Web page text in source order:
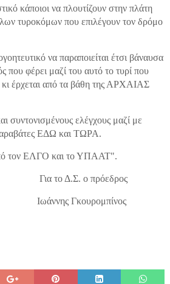
κάποιοι να πλουτίζουν στην πλάτη
τυροκόμων που επιλέγουν τον δρόμο
να παραποιείται έτσι βάναυσα
που φέρει μαζί του αυτό το τυρί που
έρχεται από τα βάθη της ΑΡΧΑΙΑΣ
συντονισμένους ελέγχους μαζί με
ΕΔΩ και ΤΩΡΑ.
τον ΕΛΓΟ και το ΥΠΑΑΤ".
ο πρόεδρος